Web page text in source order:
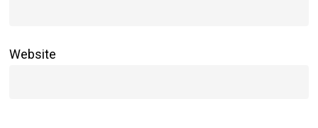
Website